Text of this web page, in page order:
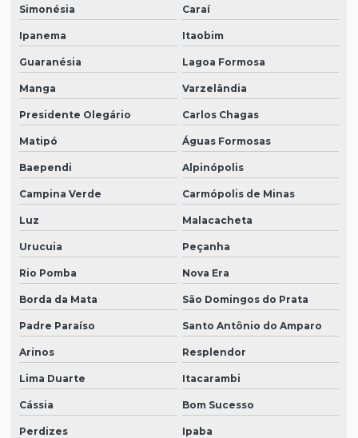
Simonésia Caraí
Ipanema Itaobim
Guaranésia Lagoa Formosa
Manga Varzelândia
Presidente Olegário Carlos Chagas
Matipó Águas Formosas
Baependi Alpinópolis
Campina Verde Carmópolis de Minas
Luz Malacacheta
Urucuia Peçanha
Rio Pomba Nova Era
Borda da Mata São Domingos do Prata
Padre Paraíso Santo Antônio do Amparo
Arinos Resplendor
Lima Duarte Itacarambi
Cássia Bom Sucesso
Perdizes Ipaba